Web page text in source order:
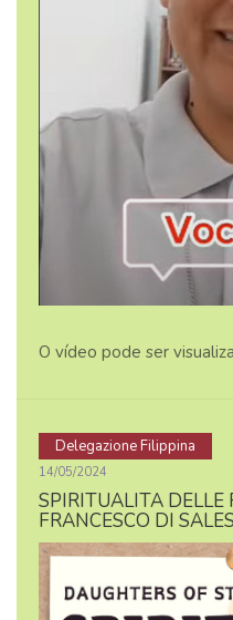
O vídeo pode ser
Delegazione Filippina
14/05/2024
SPIRITUALITA DELLE
FRANCESCO DI SALES